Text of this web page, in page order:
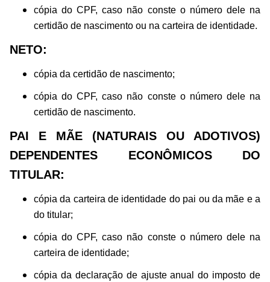
cópia do CPF, caso não conste o número dele na
certidão de nascimento ou na carteira de identidade.
NETO:
cópia da certidão de nascimento;
cópia do CPF, caso não conste o número dele na
certidão de nascimento.
PAI E MÃE (NATURAIS OU ADOTIVOS)
DEPENDENTES ECONÔMICOS DO
TITULAR:
cópia da carteira de identidade do pai ou da mãe e a
do titular;
cópia do CPF, caso não conste o número dele na
carteira de identidade;
cópia da declaração de ajuste anual do imposto de